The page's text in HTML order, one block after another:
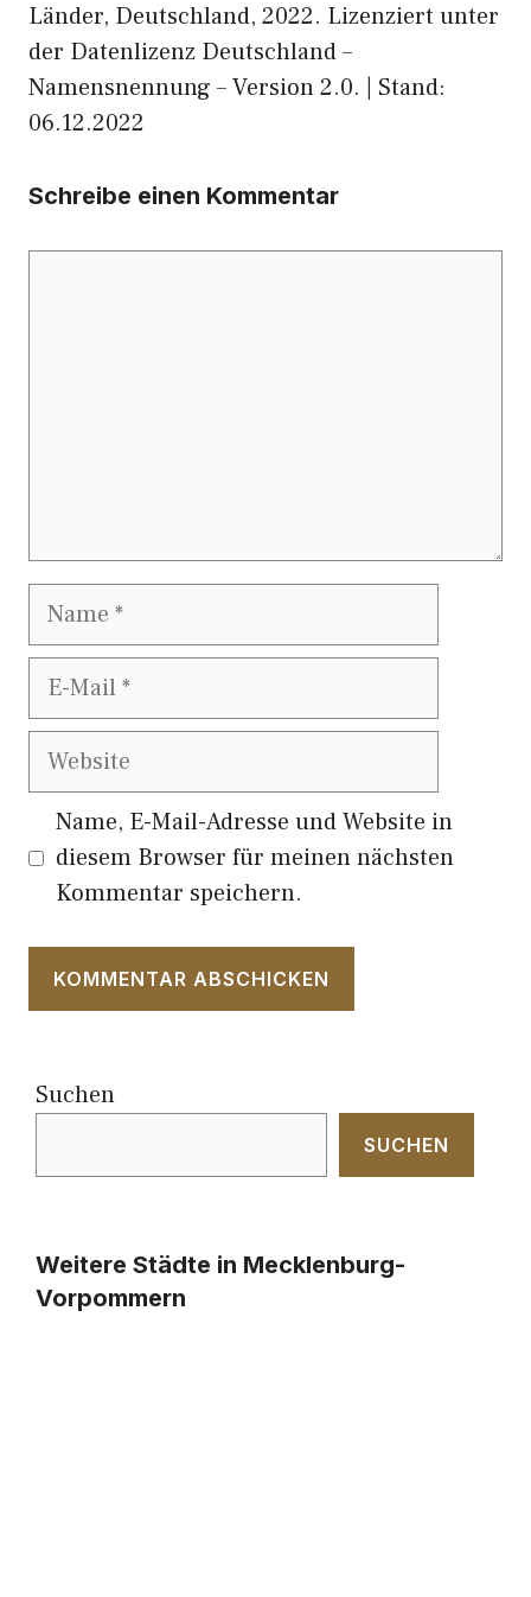
Länder, Deutschland, 2022. Lizenziert unter
der Datenlizenz Deutschland –
Namensnennung – Version 2.0. | Stand:
06.12.2022
Schreibe einen Kommentar
Name
E-
Website
Name, E-Mail-Adresse und Website in
diesem Browser für meinen nächsten
Kommentar speichern.
Suchen
SUCHEN
Weitere Städte in Mecklenburg-
Vorpommern